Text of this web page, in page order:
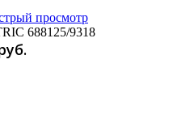
просмотр
688125/9318